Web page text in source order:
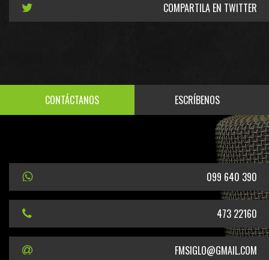
COMPARTILA EN TWITTER
CONTÁCTANOS ESCRÍBENOS
099 640 390
473 22160
FMSIGLO@GMAIL.COM